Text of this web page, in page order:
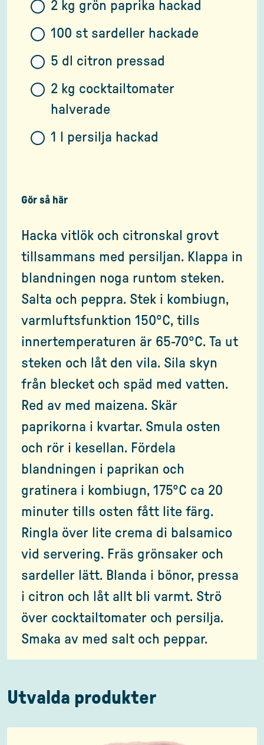
2 kg grön paprika hackad
100 st sardeller hackade
5 dl citron pressad
2 kg cocktailtomater
halverade
1 l persilja hackad
Gör så här
Hacka vitlök och citronskal grovt
tillsammans med persiljan. Klappa in
blandningen noga runtom steken.
Salta och peppra. Stek i kombiugn,
varmluftsfunktion 150ºC, tills
innertemperaturen är 65-70ºC. Ta ut
steken och låt den vila. Sila skyn
från blecket och späd med vatten.
Red av med maizena. Skär
paprikorna i kvartar. Smula osten
och rör i kesellan. Fördela
blandningen i paprikan och
gratinera i kombiugn, 175ºC ca 20
minuter tills osten fått lite färg.
Ringla över lite crema di balsamico
vid servering. Fräs grönsaker och
sardeller lätt. Blanda i bönor, pressa
i citron och låt allt bli varmt. Strö
över cocktailtomater och persilja.
Smaka av med salt och peppar.
Utvalda produkter